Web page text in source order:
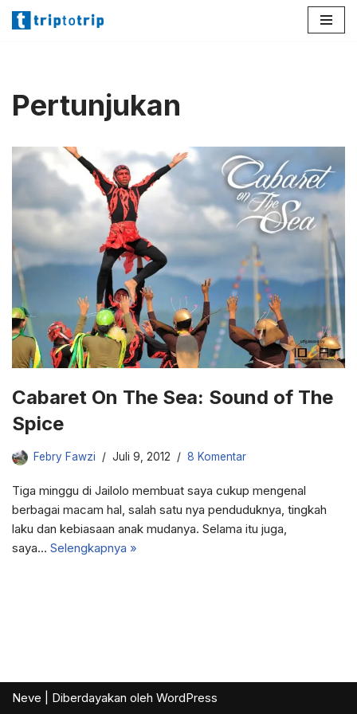
Pertunjukan
Cabaret On The Sea: Sound of The
Spice
Febry Fawzi Juli 9, 2012 8 Komentar
Tiga minggu di Jailolo membuat saya cukup mengenal
berbagai macam hal, salah satu nya penduduknya, tingkah
laku dan kebiasaan anak mudanya. Selama itu juga,
saya… Selengkapnya »
Neve | Diberdayakan oleh WordPress